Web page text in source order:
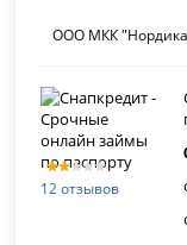
ООО МКК
12 отзывов